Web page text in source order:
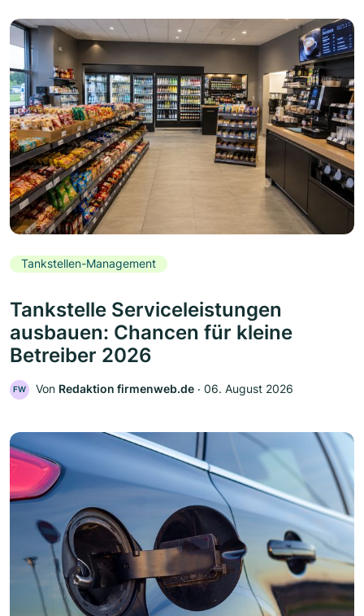
Tankstellen-Management
Tankstelle Serviceleistungen
ausbauen: Chancen für kleine
Betreiber 2026
FW Von Redaktion firmenweb.de ‧ 06. August 2026